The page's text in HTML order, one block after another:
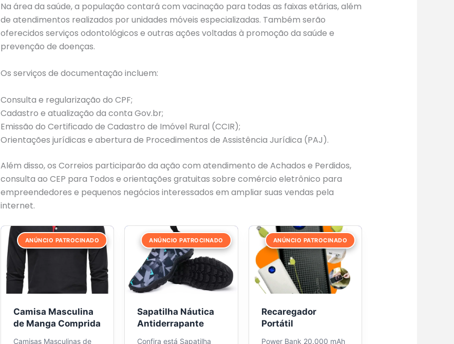
Na área da saúde, a população contará com vacinação para todas as faixas etárias, além
de atendimentos realizados por unidades móveis especializadas. Também serão
oferecidos serviços odontológicos e outras ações voltadas à promoção da saúde e
prevenção de doenças.
Os serviços de documentação incluem:
Consulta e regularização do CPF;
Cadastro e atualização da conta Gov.br;
Emissão do Certificado de Cadastro de Imóvel Rural (CCIR);
Orientações jurídicas e abertura de Procedimentos de Assistência Jurídica (PAJ).
Além disso, os Correios participarão da ação com atendimento de Achados e Perdidos,
consulta ao CEP para Todos e orientações gratuitas sobre comércio eletrônico para
empreendedores e pequenos negócios interessados em ampliar suas vendas pela
internet.
ANÚNCIO PATROCINADO
Camisa Masculina
de Manga Comprida
Camisas Masculinas de
ANÚNCIO PATROCINADO
Sapatilha Náutica
Antiderrapante
Confira está Sapatilha
ANÚNCIO PATROCINADO
Recaregador
Portátil
Power Bank 20.000 mAh